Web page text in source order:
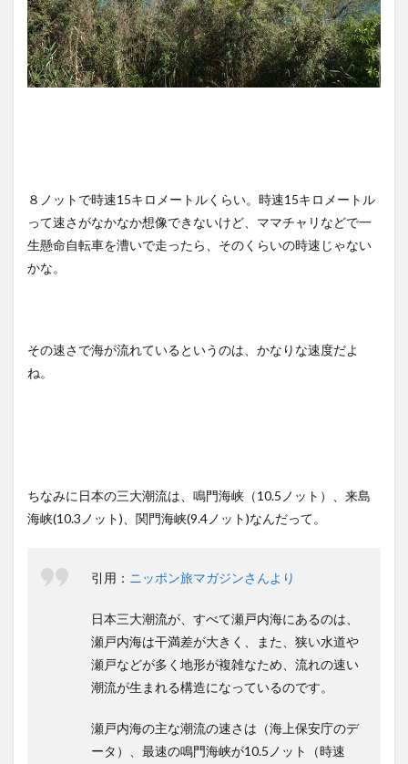
８ノットで時速15キロメートルくらい。時速15キロメートル
って速さがなかなか想像できないけど、ママチャリなどで一
生懸命自転車を漕いで走ったら、そのくらいの時速じゃない
かな。
その速さで海が流れているというのは、かなりな速度だよ
ね。
ちなみに日本の三大潮流は、鳴門海峡（10.5ノット）、来島
海峡(10.3ノット)、関門海峡(9.4ノット)なんだって。
引用： ニッポン旅マガジンさんより
日本三大潮流が、すべて瀬戸内海にあるのは、
瀬戸内海は干満差が大きく、また、狭い水道や
瀬戸などが多く地形が複雑なため、流れの速い
潮流が生まれる構造になっているのです。
瀬戸内海の主な潮流の速さは（海上保安庁のデ
ータ）、最速の鳴門海峡が10.5ノット（時速